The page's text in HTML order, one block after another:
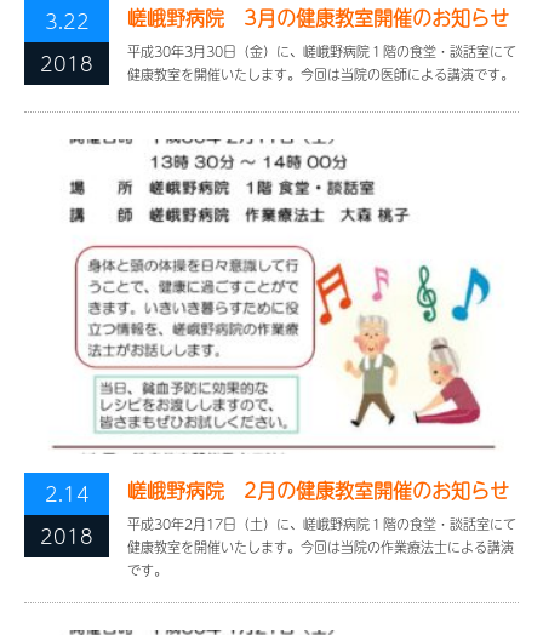
3.22
2018
嵯峨野病院 3月の健康教室開催のお知らせ
平成30年3月30日（金）に、嵯峨野病院１階の食堂・談話室にて
健康教室を開催いたします。今回は当院の医師による講演です。
2.14
2018
嵯峨野病院 2月の健康教室開催のお知らせ
平成30年2月17日（土）に、嵯峨野病院１階の食堂・談話室にて
健康教室を開催いたします。今回は当院の作業療法士による講演
です。